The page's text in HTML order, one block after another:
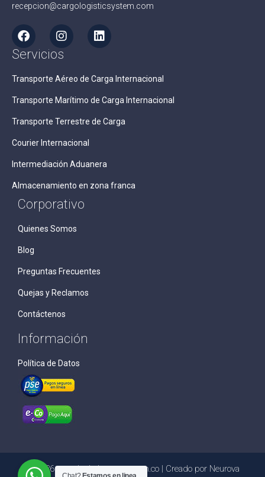
recepcion@cargologisticsystem.com
Servicios
Transporte Aéreo de Carga Internacional
Transporte Marítimo de Carga Internacional
Transporte Terrestre de Carga
Courier Internacional
Intermediación Aduanera
Almacenamiento en zona franca
Corporativo
Quienes Somos
Blog
Preguntas Frecuentes
Quejas y Reclamos
Contáctenos
Información
Política de Datos
© 2026 cargologisticsystem.com.co | Creado por Neurova